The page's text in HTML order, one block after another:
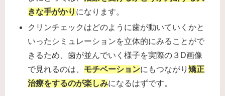
きな手がかり になります。
クリンチェックはどのように歯が動いていくかと
いったシミュレーションを立体的にみることがで
きるため、歯が並んでいく様子を実際の３D画像
で見れるのは、 モチベーションにもつながり矯正
治療をするのが楽しみになるはずです。